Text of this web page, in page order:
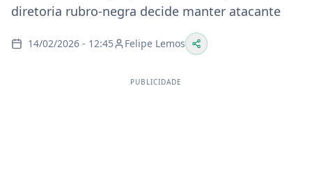
diretoria rubro-negra decide manter atacante
14/02/2026 - 12:45 Felipe Lemos
PUBLICIDADE